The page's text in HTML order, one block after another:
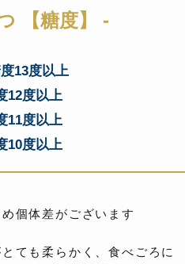
【糖度】 -
13度以上
12度以上
11度以上
10度以上
個体差がございます
ても柔らかく、食べごろに